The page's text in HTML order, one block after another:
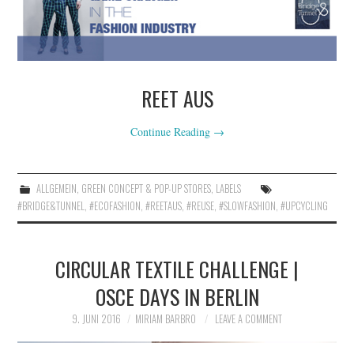
REET AUS
Continue Reading →
ALLGEMEIN GREEN CONCEPT & POP-UP STORES, LABELS
#BRIDGE&TUNNEL ,#ECOFASHION ,#REETAUS ,#REUSE ,#SLOWFASHION ,#UPCYCLING
CIRCULAR TEXTILE CHALLENGE |
OSCE DAYS IN BERLIN
9. JUNI 2016 MIRIAM BARBRO LEAVE A COMMENT